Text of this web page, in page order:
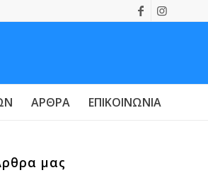
ΆΡΘΡΑ ΕΠΙΚΟΙΝΩΝΊΑ
μας